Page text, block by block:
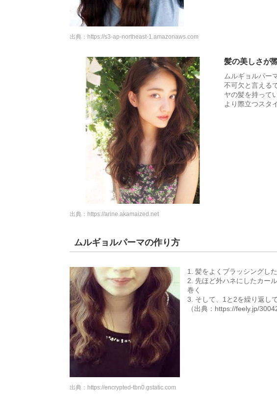
出典： https://s3-ap-northeast-1.amazonaws.com
髪の美しさが
ムルギョルパー
不可欠と言える
ヤの髪を持って
より際立つスタ
出典： https://arine.akamaized.net
ムルギョルパーマの作り方
1. 髪をよくブラッシングし
2. 先ほど外ハネにしたカー
巻く
3. そして、1と2を繰り返し
（出典：https://feely.jp/
出典： https://encrypted-tbn0.gstatic.com